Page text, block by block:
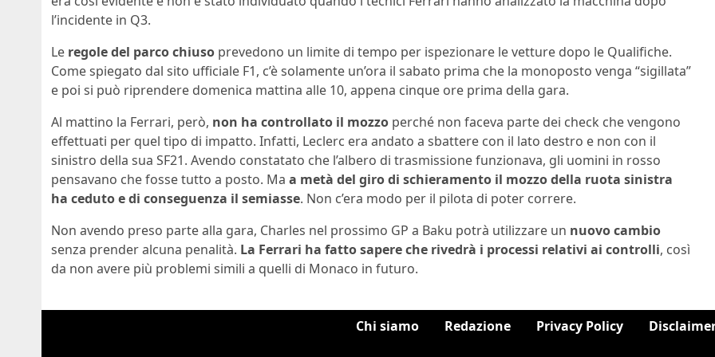
l’incidente in Q3.
Le regole del parco chiuso prevedono un limite di tempo per ispezionare le vetture dopo le Qualifiche.
Come spiegato dal sito ufficiale F1, c’è solamente un’ora il sabato prima che la monoposto venga “sigillata”
e poi si può riprendere domenica mattina alle 10, appena cinque ore prima della gara.
Al mattino la Ferrari, però, non ha controllato il mozzo perché non faceva parte dei check che vengono
effettuati per quel tipo di impatto. Infatti, Leclerc era andato a sbattere con il lato destro e non con il
sinistro della sua SF21. Avendo constatato che l’albero di trasmissione funzionava, gli uomini in rosso
pensavano che fosse tutto a posto. Ma a metà del giro di schieramento il mozzo della ruota sinistra
ha ceduto e di conseguenza il semiasse. Non c’era modo per il pilota di poter correre.
Non avendo preso parte alla gara, Charles nel prossimo GP a Baku potrà utilizzare un nuovo cambio
senza prender alcuna penalità. La Ferrari ha fatto sapere che rivedrà i processi relativi ai controlli, così
da non avere più problemi simili a quelli di Monaco in futuro.
Chi siamo Redazione Privacy Policy